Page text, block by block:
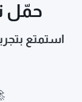
حمّل
استمتع